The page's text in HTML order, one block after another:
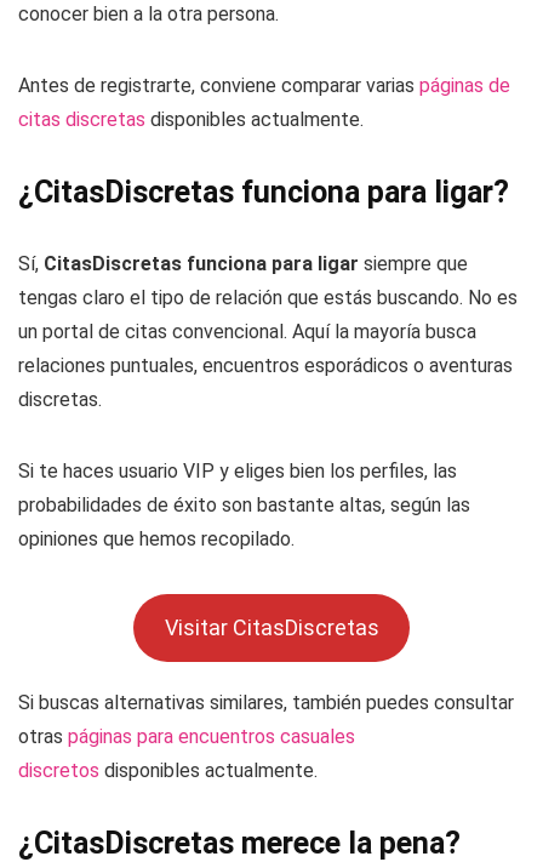
conocer bien a la otra persona.
Antes de registrarte, conviene comparar varias páginas de
citas discretas disponibles actualmente.
¿CitasDiscretas funciona para ligar?
Sí, CitasDiscretas funciona para ligar siempre que
tengas claro el tipo de relación que estás buscando. No es
un portal de citas convencional. Aquí la mayoría busca
relaciones puntuales, encuentros esporádicos o aventuras
discretas.
Si te haces usuario VIP y eliges bien los perfiles, las
probabilidades de éxito son bastante altas, según las
opiniones que hemos recopilado.
Visitar CitasDiscretas
Si buscas alternativas similares, también puedes consultar
otras páginas para encuentros casuales
discretos disponibles actualmente.
¿CitasDiscretas merece la pena?